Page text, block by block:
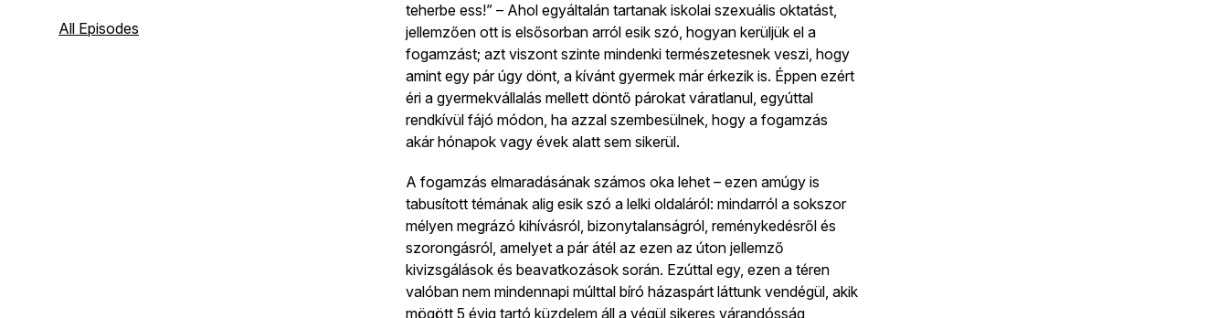
témákról, amelyek foglalkoztatnak
All Episodes
teherbe ess!” – Ahol egyáltalán tartanak iskolai szexuális oktatást,
jellemzően ott is elsősorban arról esik szó, hogyan kerüljük el a
fogamzást; azt viszont szinte mindenki természetesnek veszi, hogy
amint egy pár úgy dönt, a kívánt gyermek már érkezik is. Éppen ezért
éri a gyermekvállalás mellett döntő párokat váratlanul, egyúttal
rendkívül fájó módon, ha azzal szembesülnek, hogy a fogamzás
akár hónapok vagy évek alatt sem sikerül.
A fogamzás elmaradásának számos oka lehet – ezen amúgy is
tabusított témának alig esik szó a lelki oldaláról: mindarról a sokszor
mélyen megrázó kihívásról, bizonytalanságról, reménykedésről és
szorongásról, amelyet a pár átél az ezen az úton jellemző
kivizsgálások és beavatkozások során. Ezúttal egy, ezen a téren
valóban nem mindennapi múlttal bíró házaspárt láttunk vendégül, akik
mögött 5 évig tartó küzdelem áll a végül sikeres várandósság